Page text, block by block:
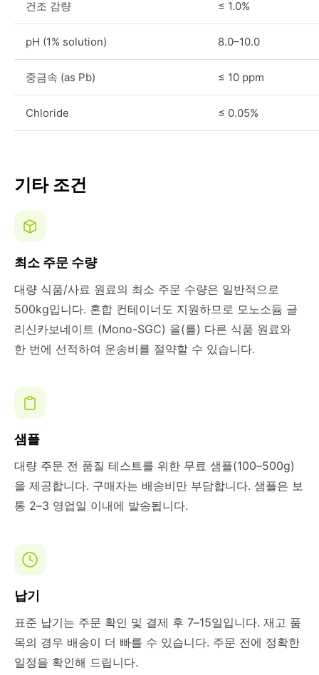
건조 감량 ≤ 1.0%
pH (1% solution) 8.0–10.0
중금속 (as Pb) ≤ 10 ppm
Chloride ≤ 0.05%
기타 조건
최소 주문 수량
대량 식품/사료 원료의 최소 주문 수량은 일반적으로
500kg입니다. 혼합 컨테이너도 지원하므로 모노소듐 글
리신카보네이트 (Mono-SGC) 을(를) 다른 식품 원료와
한 번에 선적하여 운송비를 절약할 수 있습니다.
샘플
대량 주문 전 품질 테스트를 위한 무료 샘플(100–500g)
을 제공합니다. 구매자는 배송비만 부담합니다. 샘플은 보
통 2–3 영업일 이내에 발송됩니다.
납기
표준 납기는 주문 확인 및 결제 후 7–15일입니다. 재고 품
목의 경우 배송이 더 빠를 수 있습니다. 주문 전에 정확한
일정을 확인해 드립니다.